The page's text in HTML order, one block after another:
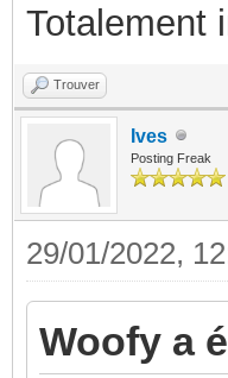
Totalement
Trouver
Ives
Posting Freak
29/01/2022,
Woofy a